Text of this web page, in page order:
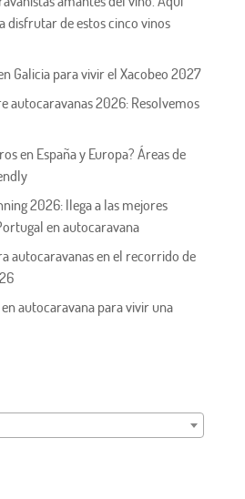
disfrutar de estos cinco vinos
Galicia para vivir el Xacobeo 2027
autocaravanas 2026: Resolvemos
en España y Europa? Áreas de
2026: llega a las mejores
en autocaravana
autocaravanas en el recorrido de
autocaravana para vivir una